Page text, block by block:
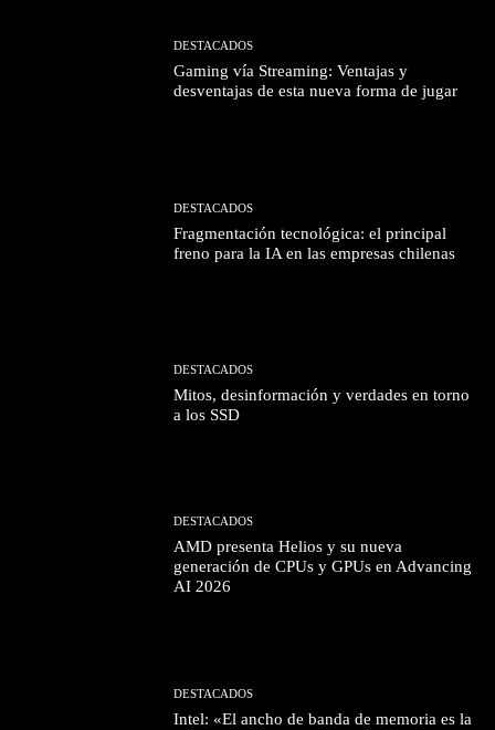
DESTACADOS
Gaming vía Streaming: Ventajas y
desventajas de esta nueva forma de jugar
DESTACADOS
Fragmentación tecnológica: el principal
freno para la IA en las empresas chilenas
DESTACADOS
Mitos, desinformación y verdades en torno
a los SSD
DESTACADOS
AMD presenta Helios y su nueva
generación de CPUs y GPUs en Advancing
AI 2026
DESTACADOS
Intel: «El ancho de banda de memoria es la